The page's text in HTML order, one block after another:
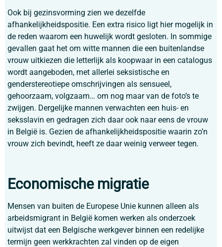
Ook bij gezinsvorming zien we dezelfde
afhankelijkheidspositie. Een extra risico ligt hier mogelijk in
de reden waarom een huwelijk wordt gesloten. In sommige
gevallen gaat het om witte mannen die een buitenlandse
vrouw uitkiezen die letterlijk als koopwaar in een catalogus
wordt aangeboden, met allerlei seksistische en
genderstereotiepe omschrijvingen als sensueel,
gehoorzaam, volgzaam… om nog maar van de foto’s te
zwijgen. Dergelijke mannen verwachten een huis- en
seksslavin en gedragen zich daar ook naar eens de vrouw
in België is. Gezien de afhankelijkheidspositie waarin zo’n
vrouw zich bevindt, heeft ze daar weinig verweer tegen.
Economische migratie
Mensen van buiten de Europese Unie kunnen alleen als
arbeidsmigrant in België komen werken als onderzoek
uitwijst dat een Belgische werkgever binnen een redelijke
termijn geen werkkrachten zal vinden op de eigen